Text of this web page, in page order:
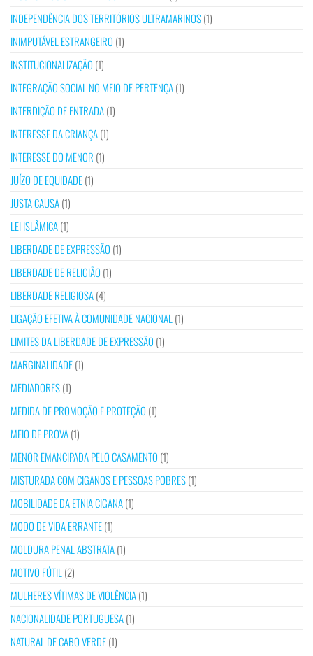
INDEPENDÊNCIA DOS TERRITÓRIOS ULTRAMARINOS(1)
INIMPUTÁVEL ESTRANGEIRO (1)
INSTITUCIONALIZAÇÃO (1)
INTEGRAÇÃO SOCIAL NO MEIO DE PERTENÇA(1)
INTERDIÇÃO DE ENTRADA(1)
INTERESSE DA CRIANÇA(1)
INTERESSE DO MENOR (1)
JUÍZO DE EQUIDADE(1)
JUSTA CAUSA(1)
LEI ISLÂMICA(1)
LIBERDADE DE EXPRESSÃO (1)
LIBERDADE DE RELIGIÃO (1)
LIBERDADE RELIGIOSA(4)
LIGAÇÃO EFETIVA À COMUNIDADE NACIONAL (1)
LIMITES DA LIBERDADE DE EXPRESSÃO (1)
MARGINALIDADE(1)
MEDIADORES(1)
MEDIDA DE PROMOÇÃO E PROTEÇÃO (1)
MEIO DE PROVA(1)
MENOR EMANCIPADA PELO CASAMENTO (1)
MISTURADA COM CIGANOS E PESSOAS POBRES(1)
MOBILIDADE DA ETNIA CIGANA(1)
MODO DE VIDA ERRANTE(1)
MOLDURA PENAL ABSTRATA(1)
MOTIVO FÚTIL (2)
MULHERES VÍTIMAS DE VIOLÊNCIA(1)
NACIONALIDADE PORTUGUESA(1)
NATURAL DE CABO VERDE(1)